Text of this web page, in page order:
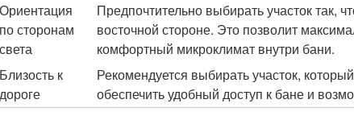
Ориентация
по сторонам
света
Предпочтительно выбирать участок
восточной стороне. Это позволит
комфортный микроклимат внутри бани.
Близость к
дороге
Рекомендуется выбирать участок,
обеспечить удобный доступ к бане и